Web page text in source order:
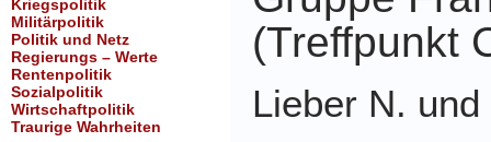
Kriegspolitik
Militärpolitik
Politik und Netz
Regierungs – Werte
Rentenpolitik
Sozialpolitik
Wirtschaftpolitik
Traurige Wahrheiten
(Treffpunkt
Lieber N.